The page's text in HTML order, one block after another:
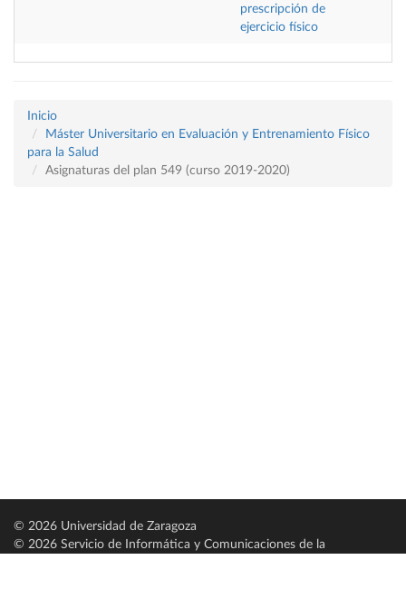
prescripción de
ejercicio físico
Inicio
Máster Universitario en Evaluación y Entrenamiento Físico
para la Salud
Asignaturas del plan 549 (curso 2019-2020)
© 2026 Universidad de Zaragoza
© 2026 Servicio de Informática y Comunicaciones de la